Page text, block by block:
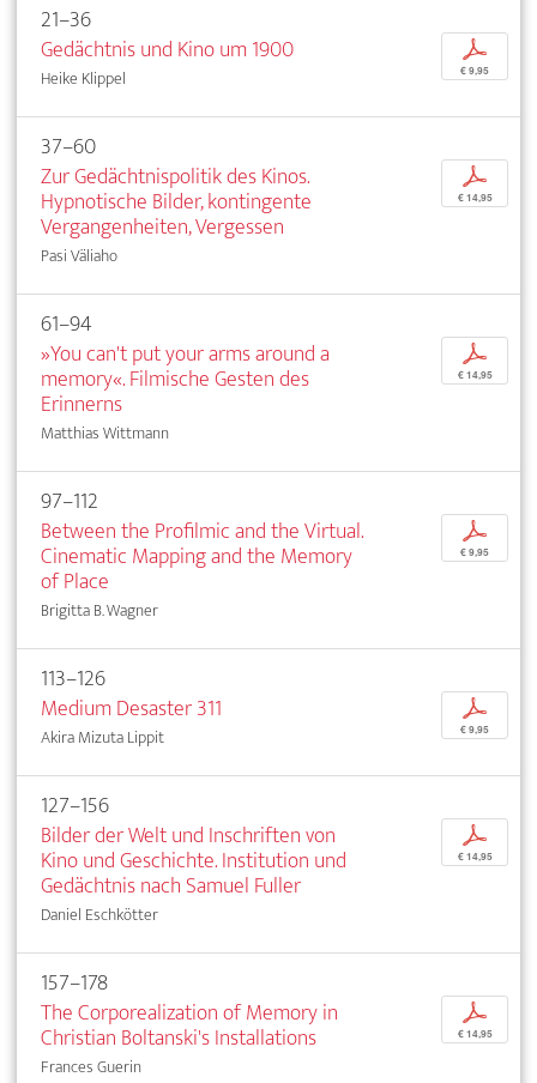
21–36
Gedächtnis und Kino um 1900
Heike Klippel
p
€ 9,95
37–60
Zur Gedächtnispolitik des Kinos.
Hypnotische Bilder, kontingente
Vergangenheiten, Vergessen
Pasi Väliaho
p
€ 14,95
61–94
»You can't put your arms around a
memory«. Filmische Gesten des
Erinnerns
Matthias Wittmann
p
€ 14,95
97–112
Between the Profilmic and the Virtual.
Cinematic Mapping and the Memory
of Place
Brigitta B. Wagner
p
€ 9,95
113–126
Medium Desaster 311
Akira Mizuta Lippit
p
€ 9,95
127–156
Bilder der Welt und Inschriften von
Kino und Geschichte. Institution und
Gedächtnis nach Samuel Fuller
Daniel Eschkötter
p
€ 14,95
157–178
The Corporealization of Memory in
Christian Boltanski's Installations
Frances Guerin
p
€ 14,95